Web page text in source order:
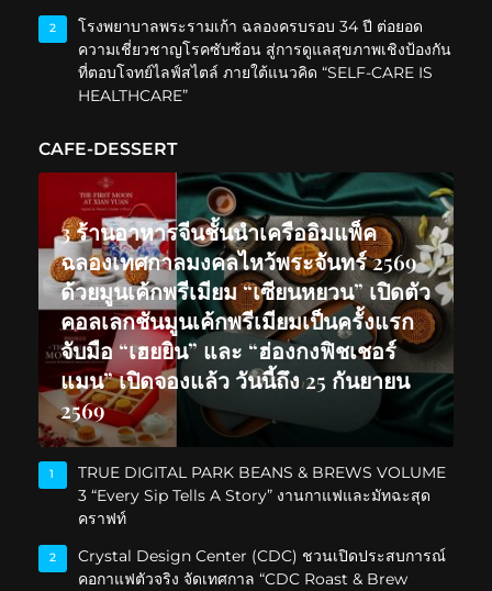
2
โรงพยาบาลพระรามเก้า ฉลองครบรอบ 34 ปี ต่อยอด
ความเชี่ยวชาญโรคซับซ้อน สู่การดูแลสุขภาพเชิงป้องกัน
ที่ตอบโจทย์ไลฟ์สไตล์ ภายใต้แนวคิด “SELF-CARE IS
HEALTHCARE”
CAFE-DESSERT
3 ร้านอาหารจีนชั้นนำเครืออิมแพ็ค
ฉลองเทศกาลมงคลไหว้พระจันทร์ 2569
ด้วยมูนเค้กพรีเมียม “เซียนหยวน” เปิดตัว
คอลเลกชันมูนเค้กพรีเมียมเป็นครั้งแรก
จับมือ “เฮยยิน” และ “ฮ่องกงฟิชเชอร์
แมน” เปิดจองแล้ว วันนี้ถึง 25 กันยายน
2569
1
TRUE DIGITAL PARK BEANS & BREWS VOLUME
3 “Every Sip Tells A Story” งานกาแฟและมัทฉะสุด
คราฟท์
2
Crystal Design Center (CDC) ชวนเปิดประสบการณ์
คอกาแฟตัวจริง จัดเทศกาล “CDC Roast & Brew